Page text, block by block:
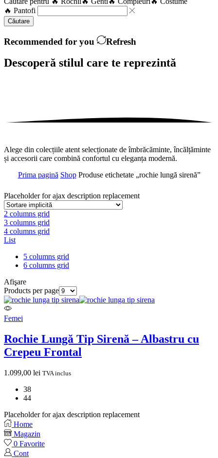
🔥 Pantofi
Căutare
Recommended for you Refresh
Descoperă stilul care te reprezintă
Alege din colecțiile atent selecționate de îmbrăcăminte, încălțăminte
și accesorii care combină confortul cu eleganța modernă.
Prima pagină Shop Produse etichetate „rochie lungă sirenă”
Placeholder for ajax description replacement
2 columns grid
3 columns grid
4 columns grid
List
5 columns grid
6 columns grid
Afişare
Products per page
Femei
Rochie Lungă Tip Sirenă – Albastru cu
Crepeu Frontal
1.099,00 lei TVA inclus
38
44
Placeholder for ajax description replacement
Home
Magazin
0 Favorite
Cont